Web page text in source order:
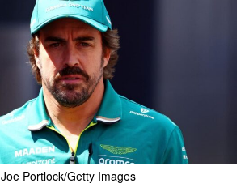
Joe Portlock/Getty Images